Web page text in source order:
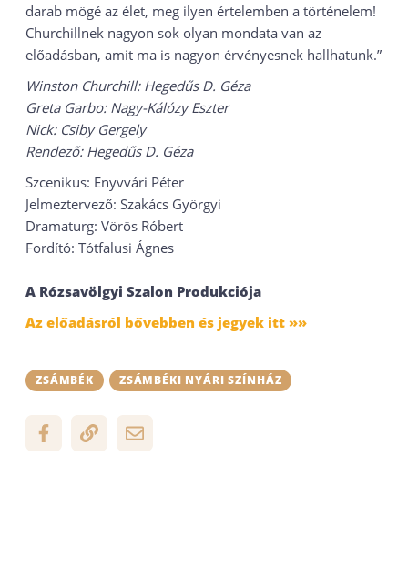
darab mögé az élet, meg ilyen értelemben a történelem!
Churchillnek nagyon sok olyan mondata van az
előadásban, amit ma is nagyon érvényesnek hallhatunk.”
Winston Churchill: Hegedűs D. Géza
Greta Garbo: Nagy-Kálózy Eszter
Nick: Csiby Gergely
Rendező: Hegedűs D. Géza
Szcenikus: Enyvvári Péter
Jelmeztervező: Szakács Györgyi
Dramaturg: Vörös Róbert
Fordító: Tótfalusi Ágnes
A Rózsavölgyi Szalon Produkciója
Az előadásról bővebben és jegyek itt »»
ZSÁMBÉK ZSÁMBÉKI NYÁRI SZÍNHÁZ